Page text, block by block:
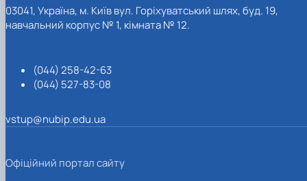
03041, Україна, м. Київ вул. Горіхуватський шлях, буд. 19,
навчальний корпус № 1, кімната № 12.
(044) 258-42-63
(044) 527-83-08
vstup@nubip.edu.ua
Офіційний портал сайту